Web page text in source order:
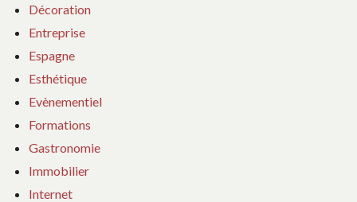
Décoration
Entreprise
Espagne
Esthétique
Evènementiel
Formations
Gastronomie
Immobilier
Internet